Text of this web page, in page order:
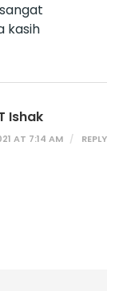
kasih
Ishak
AT 7:14 AM REPLY